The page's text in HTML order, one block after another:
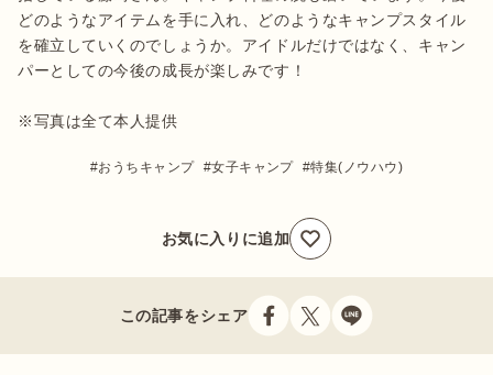
どのようなアイテムを手に入れ、どのようなキャンプスタイル
を確立していくのでしょうか。アイドルだけではなく、キャン
パーとしての今後の成長が楽しみです！
※写真は全て本人提供
おうちキャンプ 女子キャンプ 特集(ノウハウ)
お気に入りに追加
この記事をシェア